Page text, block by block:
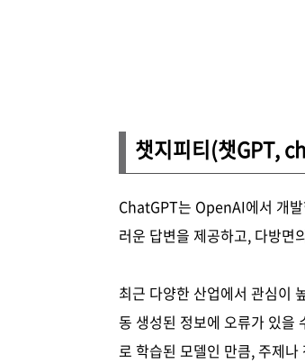
챗지피티(챗GPT,
ChatGPT는 OpenAI에서 개
러운 답변을 제공하고, 다방면
최근 다양한 산업에서 관심이
동 생성된 정보에 오류가 있을
로 학습된 모델인 만큼, 주제